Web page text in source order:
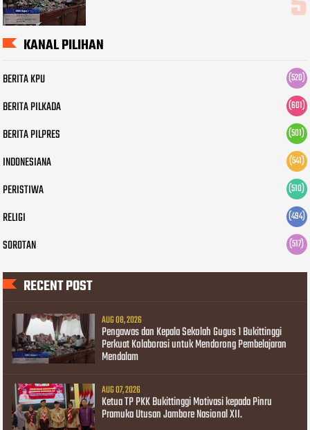
KANAL PILIHAN
BERITA KPU (520)
BERITA PILKADA (601)
BERITA PILPRES (501)
INDONESIANA (541)
PERISTIWA (510)
RELIGI (494)
SOROTAN (517)
RECENT POST
AUG 08, 2026
Pengawas dan Kepala Sekolah Gugus 1 Bukittinggi
Perkuat Kolaborasi untuk Mendorong Pembelajaran
Mendalam
AUG 07, 2026
Ketua TP PKK Bukittinggi Motivasi kepada Pinru
Pramuka Utusan Jambore Nasional XII.